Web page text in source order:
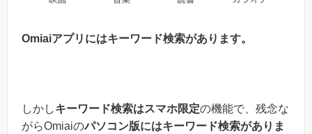
Omiaiアプリにはキーワード検索があります。
しかしキーワード検索はスマホ限定の機能で、残念な
がらOmiaiのパソコン版にはキーワード検索がありま